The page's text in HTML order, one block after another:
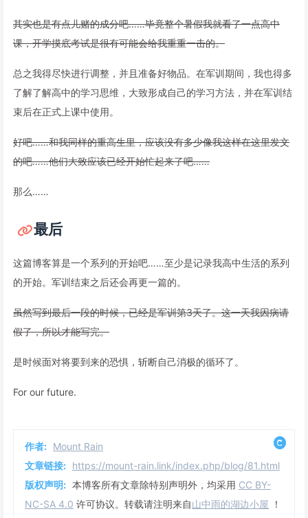
其实也是有点儿赌的成分吧……毕竟整个暑假我就看了一点高中
课，开学摸底考试是很有可能会给我重重一击的。
总之我得尽快进行调整，并且准备好物品。在军训期间，我也得多
了解了解高中的学习思维，大致形成自己的学习方法，并在军训结
束后在正式上课中使用。
好吧……和我同样的重高生里，应该没有多少像我这样在这里发文
的吧……他们大致应该已经开始忙起来了吧……
那么……
最后
这篇博客算是一个系列的开始吧……至少是记录我高中生活的系列
的开始。军训结束之后还会再更一篇的。
虽然写到最后一段的时候，已经是军训第3天了。这一天我因病请
假了，所以才能写完。
是时候面对将要到来的恐惧，斩断自己消极的循环了。
For our future.
作者: Mount Rain
文章链接: https://mount-rain.link/index.php/blog/81.html
版权声明: 本博客所有文章除特别声明外，均采用 CC BY-
NC-SA 4.0 许可协议。转载请注明来自山中雨的湖边小屋 ！